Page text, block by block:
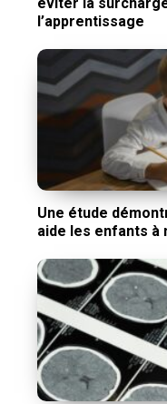
l’apprentissage
Une étude
aide les enfants